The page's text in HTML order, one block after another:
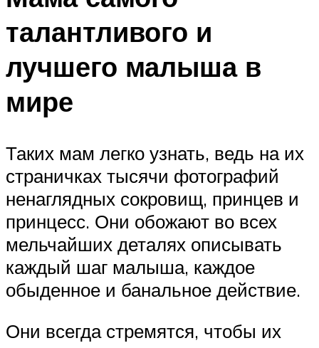
талантливого и
лучшего малыша в
мире
Таких мам легко узнать, ведь на их
страничках тысячи фотографий
ненаглядных сокровищ, принцев и
принцесс. Они обожают во всех
мельчайших деталях описывать
каждый шаг малыша, каждое
обыденное и банальное действие.
Они всегда стремятся, чтобы их